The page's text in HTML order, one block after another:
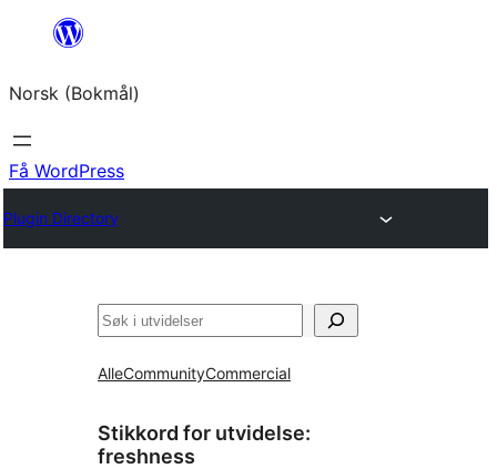
Hopp
innhold
Norsk (Bokmål)
Få WordPress
Plugin Directory
Søk
AlleCommunityCommercial
Stikkord for utvidelse:
freshness